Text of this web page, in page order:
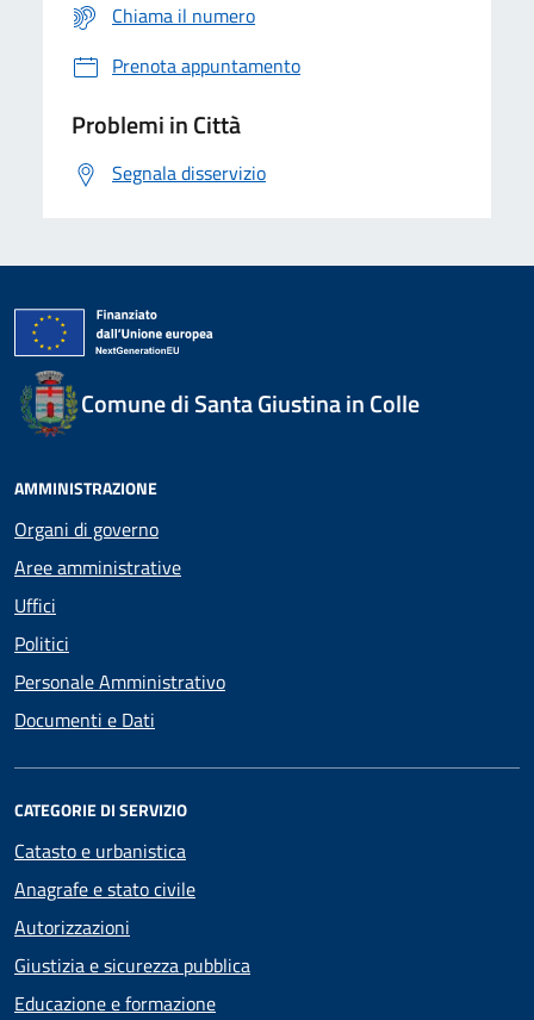
Chiama il numero
Prenota appuntamento
Problemi in Città
Segnala disservizio
Comune di Santa Giustina in Colle
AMMINISTRAZIONE
Organi di governo
Aree amministrative
Uffici
Politici
Personale Amministrativo
Documenti e Dati
CATEGORIE DI SERVIZIO
Catasto e urbanistica
Anagrafe e stato civile
Autorizzazioni
Giustizia e sicurezza pubblica
Educazione e formazione